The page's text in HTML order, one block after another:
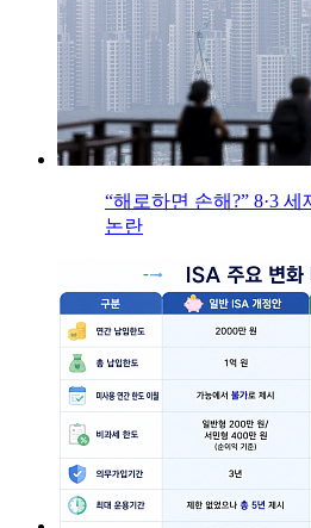
“해로하면 손해?” 8·3
논란